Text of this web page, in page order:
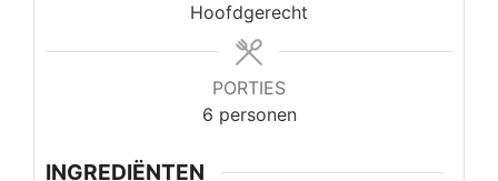
Hoofdgerecht
PORTIES
6 personen
INGREDIËNTEN